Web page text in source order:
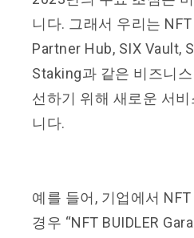
니다. 그래서 우리는 NFT
Partner Hub, SIX Vault,
Staking과 같은 비즈니
선하기 위해 새로운 서
니다.
예를 들어, 기업에서
경우 “NFT BUIDLER